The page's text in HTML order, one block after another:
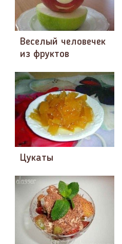
Веселый человечек
из фруктов
Цукаты